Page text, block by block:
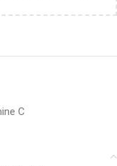
C